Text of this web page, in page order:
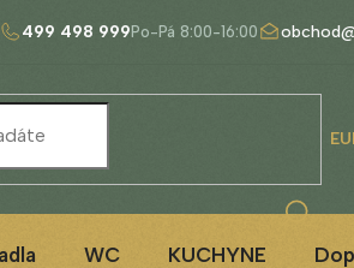
499 498 999
WC KUCHYNE